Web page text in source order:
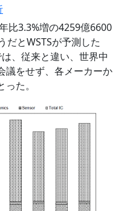
比3.3%増の4259億6600
だとWSTSが予測した
、従来と違い、世界中
議をせず、各メーカーか
た。